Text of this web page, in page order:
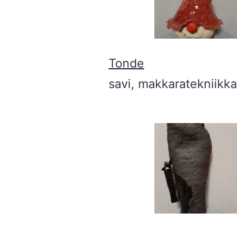
Tonde
savi, makkaratekniikka